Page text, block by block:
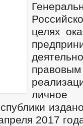
целях
2017